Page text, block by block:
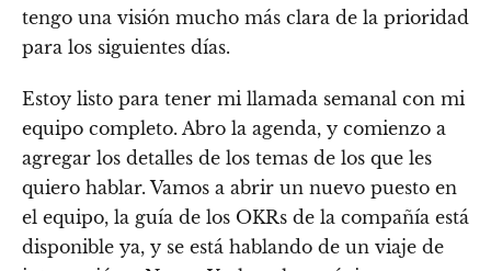
tengo una visión mucho más clara de la prioridad
para los siguientes días.
Estoy listo para tener mi llamada semanal con mi
equipo completo. Abro la agenda, y comienzo a
agregar los detalles de los temas de los que les
quiero hablar. Vamos a abrir un nuevo puesto en
el equipo, la guía de los OKRs de la compañía está
disponible ya, y se está hablando de un viaje de